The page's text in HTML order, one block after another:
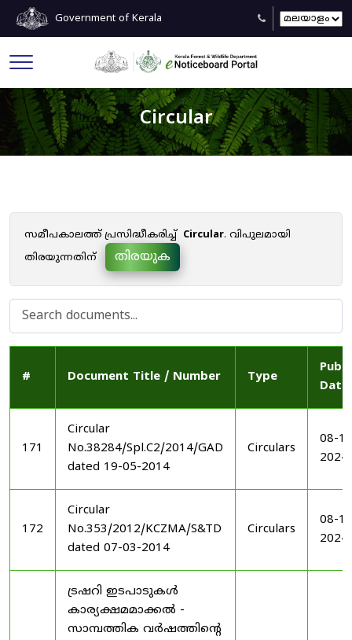
Government of Kerala
Circular
സമീപകാലത്ത് പ്രസിദ്ധീകരിച്ച് Circular. വിപുലമായി
തിരയുന്നതിന്
തിരയുക
# Document Title / Number Type
Date
171
Circular
No.38284/Spl.C2/2014/GAD
dated 19-05-2014
Circulars
08-
2024
172
Circular
No.353/2012/KCZMA/S&TD
dated 07-03-2014
Circulars
08-
2024
ട്രഷറി ഇടപാടുകൾ
കാര്യക്ഷമമാക്കൽ -
സാമ്പത്തിക വർഷത്തിന്റെ